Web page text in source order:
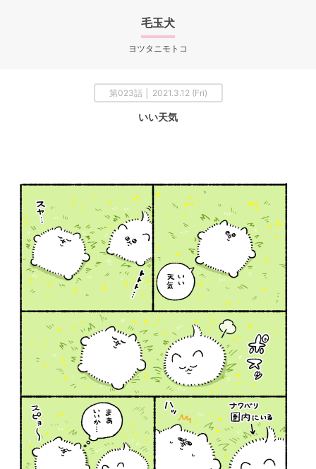
毛玉犬
ヨツタニモトコ
第023話 │ 2021.3.12 (Fri)
いい天気